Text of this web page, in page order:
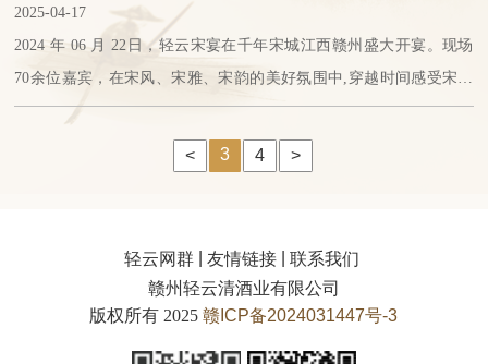
2025-04-17
2024 年 06 月 22日，轻云宋宴在千年宋城江西赣州盛大开宴。现场
70余位嘉宾，在宋风、宋雅、宋韵的美好氛围中,穿越时间感受宋人
风雅，共同品味跨越千年的时空之酿。本次轻云宋宴活动从宋代《西
< 3 4 >
轻云网群 友情链接
联系我们
赣州轻云清酒业有限公司
版权所有 2025赣ICP备2024031447号-3